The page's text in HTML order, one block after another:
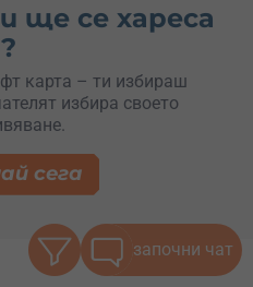
ще се хареса
?
карта – ти избираш
избира своето
сега
започни чат